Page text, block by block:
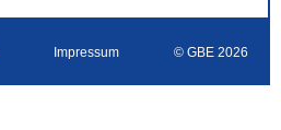
Impressum © GBE 2026